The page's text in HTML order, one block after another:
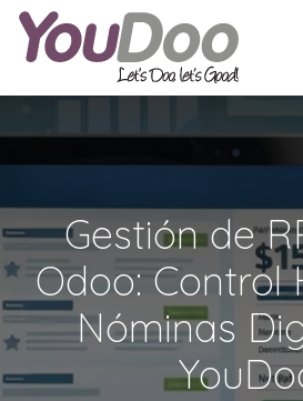
Gestión de
Odoo: Control
Nóminas